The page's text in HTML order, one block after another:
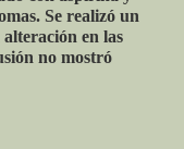
Se realizó un
en las
no mostró